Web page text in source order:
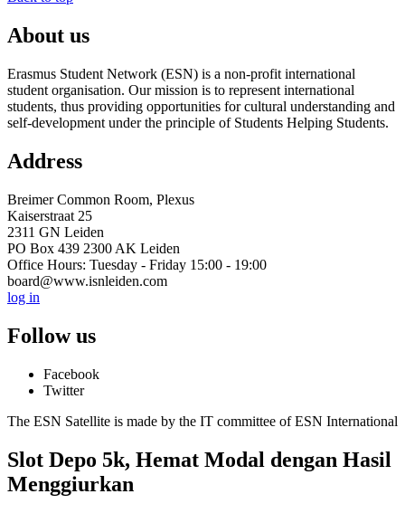
About us
Erasmus Student Network (ESN) is a non-profit international
student organisation. Our mission is to represent international
students, thus providing opportunities for cultural understanding and
self-development under the principle of Students Helping Students.
Address
Breimer Common Room, Plexus
Kaiserstraat 25
2311 GN Leiden
PO Box 439 2300 AK Leiden
Office Hours: Tuesday - Friday 15:00 - 19:00
board@www.isnleiden.com
log in
Follow us
Facebook
Twitter
The ESN Satellite is made by the IT committee of ESN International
Slot Depo 5k, Hemat Modal dengan Hasil
Menggiurkan